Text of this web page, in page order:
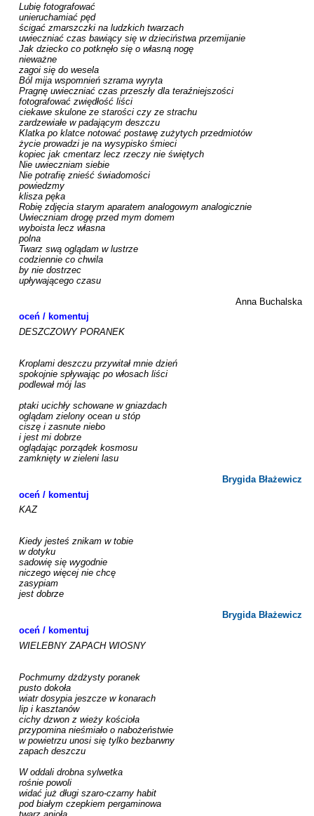
Lubię fotografować
unieruchamiać pęd
ścigać zmarszczki na ludzkich twarzach
uwieczniać czas bawiący się w dzieciństwa przemijanie
Jak dziecko co potknęło się o własną nogę
nieważne
zagoi się do wesela
Ból mija wspomnień szrama wyryta
Pragnę uwieczniać czas przeszły dla teraźniejszości
fotografować zwiędłość liści
ciekawe skulone ze starości czy ze strachu
zardzewiałe w padającym deszczu
Klatka po klatce notować postawę zużytych przedmiotów
życie prowadzi je na wysypisko śmieci
kopiec jak cmentarz lecz rzeczy nie świętych
Nie uwieczniam siebie
Nie potrafię znieść świadomości
powiedzmy
klisza pęka
Robię zdjęcia starym aparatem analogowym analogicznie
Uwieczniam drogę przed mym domem
wyboista lecz własna
polna
Twarz swą oglądam w lustrze
codziennie co chwila
by nie dostrzec
upływającego czasu
Anna Buchalska
oceń / komentuj
DESZCZOWY PORANEK
Kroplami deszczu przywitał mnie dzień
spokojnie spływając po włosach liści
podlewał mój las
ptaki ucichły schowane w gniazdach
oglądam zielony ocean u stóp
ciszę i zasnute niebo
i jest mi dobrze
oglądając porządek kosmosu
zamknięty w zieleni lasu
Brygida Błażewicz
oceń / komentuj
KAZ
Kiedy jesteś znikam w tobie
w dotyku
sadowię się wygodnie
niczego więcej nie chcę
zasypiam
jest dobrze
Brygida Błażewicz
oceń / komentuj
WIELEBNY ZAPACH WIOSNY
Pochmurny dżdżysty poranek
pusto dokoła
wiatr dosypia jeszcze w konarach
lip i kasztanów
cichy dzwon z wieży kościoła
przypomina nieśmiało o nabożeństwie
w powietrzu unosi się tylko bezbarwny
zapach deszczu
W oddali drobna sylwetka
rośnie powoli
widać już długi szaro-czarny habit
pod białym czepkiem pergaminowa